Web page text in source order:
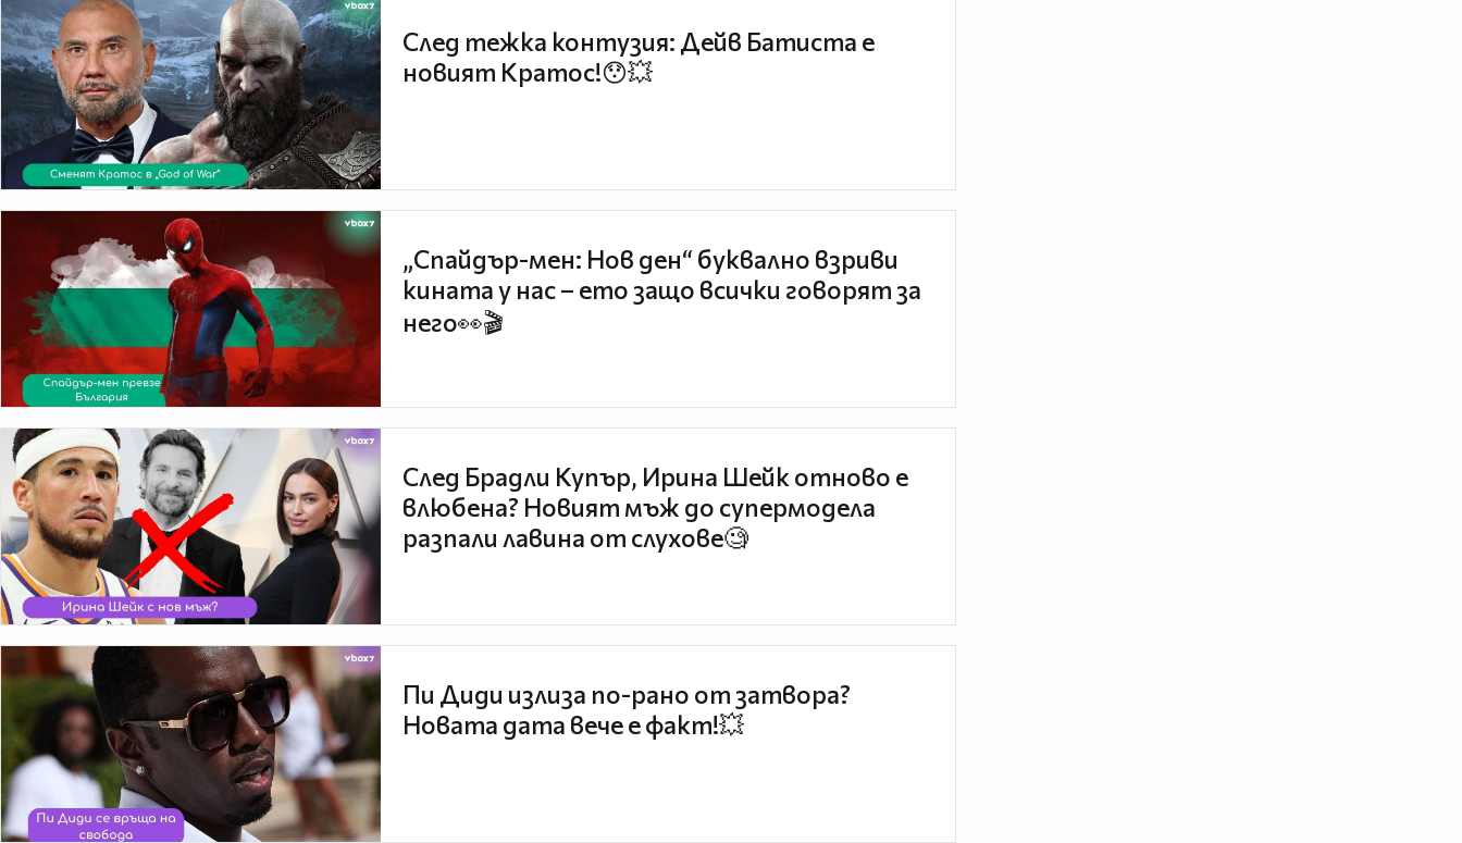
След тежка контузия: Дейв Батиста е
новият Кратос!😯💥
„Спайдър-мен: Нов ден“ буквално взриви
кината у нас – ето защо всички говорят за
него👀🎬
След Брадли Купър, Ирина Шейк отново е
влюбена? Новият мъж до супермодела
разпали лавина от слухове🧐
Пи Диди излиза по-рано от затвора?
Новата дата вече е факт!💥